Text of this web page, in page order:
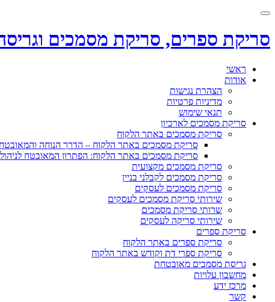
Toggle
סריקת ספרים, סריקת מסמכים
Skip
ראשי
אודות
הצהרת נגישות
מדיניות פרטיות
תנאי שימוש
סריקת מסמכים לארכיון
סריקת מסמכים באתר הלקוח
סריקת מסמכים באתר הלקוח – הדרך הנוחה
סריקת מסמכים באתר הלקוח: הפתרון המאובטח
סריקת מסמכים מקצועית
סריקת מסמכים לקבלני בניין
סריקת מסמכים לעסקים
שירותי סריקת מסמכים לעסקים
שרותי סריקת מסמכים
שירותי סריקה לעסקים
סריקת ספרים
סריקת ספרים באתר הלקוח
סריקת ספרי דת וקודש באתר הלקוח
גריסת מסמכים מאובטחת
מחשבון עלויות
מרכז ידע
קשר